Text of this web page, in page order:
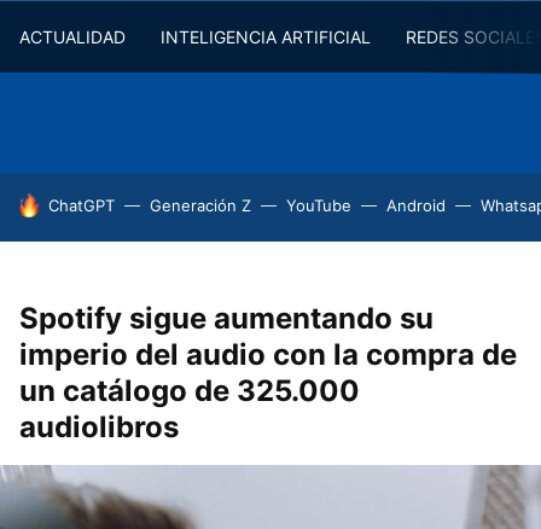
ACTUALIDAD INTELIGENCIA ARTIFICIAL REDES
HOY SE HABLA DE
ChatGPT Generación Z YouTube Android
Spotify sigue aumentando su
imperio del audio con la compra de
un catálogo de 325.000
audiolibros